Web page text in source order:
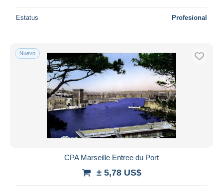
Estatus Profesional
Nuevo
CPA Marseille Entree du Port
± 5,78 US$